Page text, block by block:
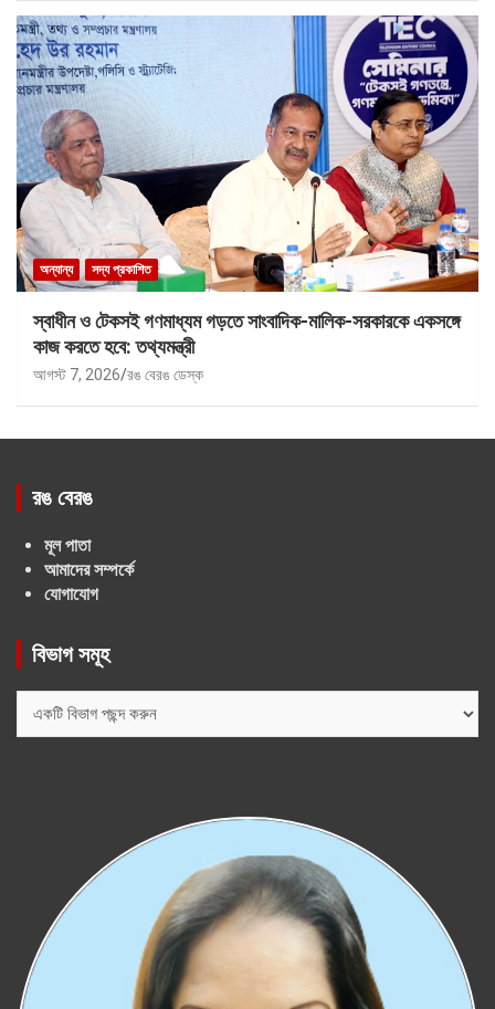
অন্যান্য সদ্য প্রকাশিত
স্বাধীন ও টেকসই গণমাধ্যম গড়তে সাংবাদিক-মালিক-সরকারকে একসঙ্গে
কাজ করতে হবে: তথ্যমন্ত্রী
আগস্ট 7, 2026 রঙ বেরঙ ডেস্ক
রঙ বেরঙ
মূল পাতা
আমাদের সম্পর্কে
যোগাযোগ
বিভাগ সমূহ